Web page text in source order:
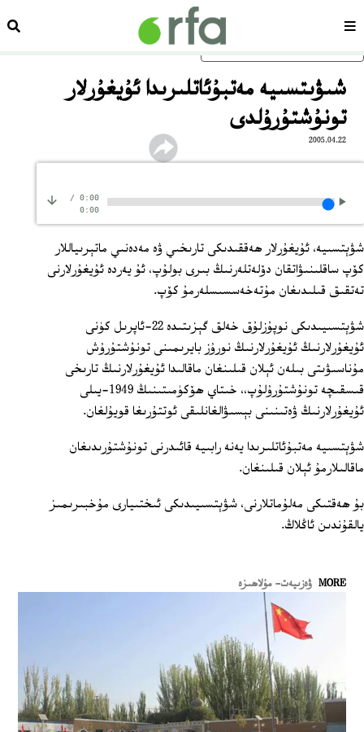
ئاساسلىق مەزمۇنغا ئاتلاڭسەھىپە
شىۋىتسىيە مەتبۇئاتلىرىدا ئۇيغۇرلار
تونۇشتۇرۇلدى
2005.04.22
0:00
/
0:00
شۋېتسىيە، ئۇيغۇرلار ھەققىدىكى تارىخىي ۋە مەدەنىي ماتېرىياللار
كۆپ ساقلىنىۋاتقان دۆلەتلەرنىڭ بىرى بولۇپ، ئۇ يەردە ئۇيغۇرلارنى
تەتقىق قىلىدىغان مۇتەخەسسىسلەرمۇ كۆپ.
شۋېتسىيىدىكى نوپۇزلۇق خەلق گېزىتىدە 22-ئاپرىل كۈنى
ئۇيغۇرلارنىڭ ئۇيغۇرلارنىڭ نورۇز بايرىمىنى تونۇشتۇرۇش
مۇناسىۋىتى بىلەن ئېلان قىلىنغان ماقالىدا ئۇيغۇرلارنىڭ تارىخى
قىسقىچە تونۇشتۇرۇلۇپ،، خىتاي ھۆكۈمىتىنىڭ 1949-يىلى
ئۇيغۇرلارنىڭ ۋەتىنىنى بېسىۋالغانلىقى ئوتتۇرىغا قويۇلغان.
شۋېتسىيە مەتبۇئاتلىرىدا يەنە رابىيە قائىدرنى تونۇشتۇرىدىغان
ماقالىلارمۇ ئېلان قىلىنغان.
بۇ ھەقتىكى مەلۇماتلارنى، شۋېتسىيىدىكى ئىختىيارى مۇخبىرىمىز
يالقۇندىن ئاڭلاڭ.
MORE ۋەزىيەت- مۇلاھىزە